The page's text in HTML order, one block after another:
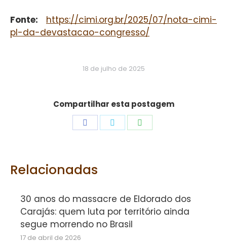
Fonte: https://cimi.org.br/2025/07/nota-cimi-
pl-da-devastacao-congresso/
18 de julho de 2025
Compartilhar esta postagem
Relacionadas
30 anos do massacre de Eldorado dos
Carajás: quem luta por território ainda
segue morrendo no Brasil
17 de abril de 2026